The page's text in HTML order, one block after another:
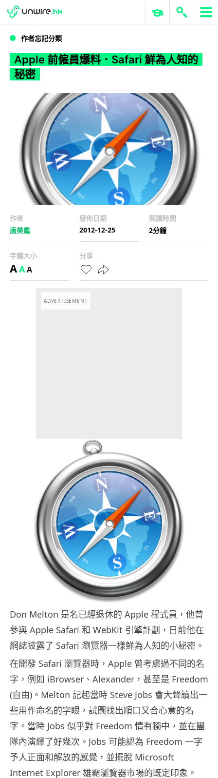
Apple 前僱員爆料．Safari 鮮為人知的秘密
WWDC 2026 ERP 與商業 AI
作者忘記分類
Apple 前僱員爆料．Safari 鮮為人知的
秘密
作者
唐美鳳
發佈日期
2012-12-25
閱讀時間
2分鐘
字體大小
AAA
分享
ADVERTISEMENT
Don Melton 是名已經退休的 Apple 程式員，他曾
參與 Apple Safari 和 WebKit 引擎計劃，日前他在
網誌披露了 Safari 瀏覽器一樣鮮為人知的小秘密。
在開發 Safari 瀏覽器時，Apple 曾考慮過不同的名
字，例如 iBrowser、Alexander，甚至是 Freedom
(自由)。Melton 記起當時 Steve Jobs 會大聲讀出一
些用作命名的字眼，試圖找出順口又合心意的名
字。當時 Jobs 似乎對 Freedom 情有獨中，並在團
隊內演繹了好幾次。Jobs 可能認為 Freedom 一字
予人正面和解放的感覺，並擺脫 Microsoft
Internet Explorer 雄霸瀏覽器市場的既定印象。